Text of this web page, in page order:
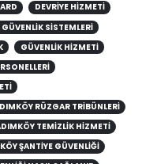
DEVRIYE HIZMETI
SISTEMLERI
GÜVENLIK HIZMETI
RÜZGAR TRIBÜNLERI
TEMIZLIK HIZMETI
ŞANTIYE GÜVENLIĞI